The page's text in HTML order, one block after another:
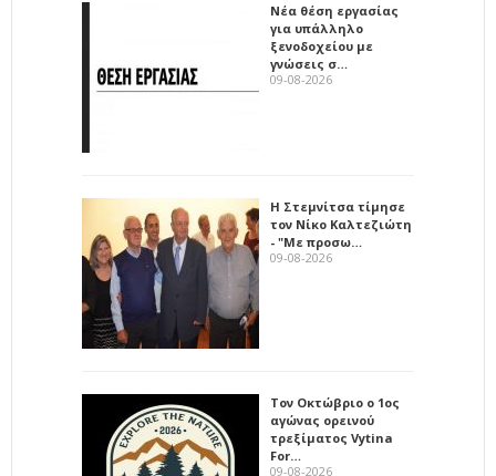
Νέα θέση εργασίας
για υπάλληλο
ξενοδοχείου με
γνώσεις σ…
09-08-2026
Η Στεμνίτσα τίμησε
τον Νίκο Καλτεζιώτη
- "Με προσω…
09-08-2026
Τον Οκτώβριο ο 1ος
αγώνας ορεινού
τρεξίματος Vytina
For…
09-08-2026